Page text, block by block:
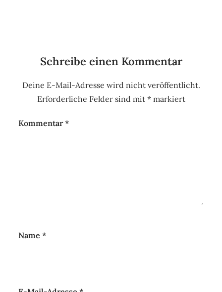
Schreibe einen Kommentar
Deine E-Mail-Adresse wird nicht veröffentlicht.
Erforderliche Felder sind mit *markiert
Kommentar*
Name*